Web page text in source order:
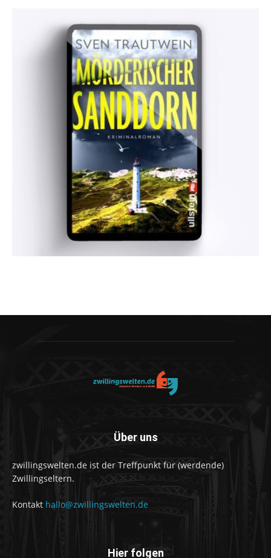
Über uns
zwillingswelten.de ist der Treffpunkt für (werdende)
Zwillingseltern.
Kontakt hallo@zwillingswelten.de
Hier folgen